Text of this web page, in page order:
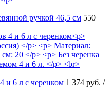
ручкой 46,5 см 550
и 6 л с черенком 1 374 руб. /